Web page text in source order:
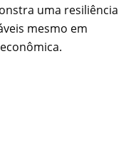
uma resiliência
mesmo em